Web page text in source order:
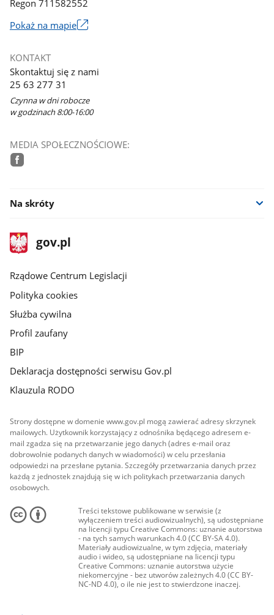
Regon 711582552
Pokaż na mapieLink
nowym
KONTAKT
Skontaktuj się z nami
25 63 277 31
Czynna w dni robocze
w godzinach 8:00-16:00
MEDIA SPOŁECZNOŚCIOWE:
Na skróty
stopka
gov.plStrona
gov.pl
Rządowe Centrum Legislacji
Polityka cookies
Służba cywilna
Profil zaufany
BIP
Deklaracja dostępności serwisu Gov.pl
Klauzula RODO
Strony dostępne w domenie www.gov.pl mogą zawierać adresy skrzynek
mailowych. Użytkownik korzystający z odnośnika będącego adresem e-
mail zgadza się na przetwarzanie jego danych (adres e-mail oraz
dobrowolnie podanych danych w wiadomości) w celu przesłania
odpowiedzi na przesłane pytania. Szczegóły przetwarzania danych przez
każdą z jednostek znajdują się w ich politykach przetwarzania danych
osobowych.
Treści tekstowe publikowane w serwisie (z
wyłączeniem treści audiowizualnych), są udostępniane
na licencji typu Creative Commons: uznanie autorstwa
- na tych samych warunkach 4.0 (CC BY-SA 4.0).
Materiały audiowizualne, w tym zdjęcia, materiały
audio i wideo, są udostępniane na licencji typu
Creative Commons: uznanie autorstwa użycie
niekomercyjne - bez utworów zależnych 4.0 (CC BY-
NC-ND 4.0), o ile nie jest to stwierdzone inaczej.